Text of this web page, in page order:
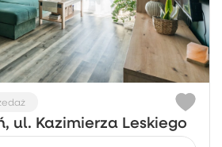
ul. Kazimierza Leskiego